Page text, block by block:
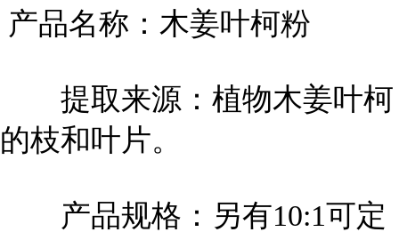
产品名称：木姜叶柯粉
提取来源：植物木姜叶柯
的枝和叶片。
产品规格：另有10:1可定